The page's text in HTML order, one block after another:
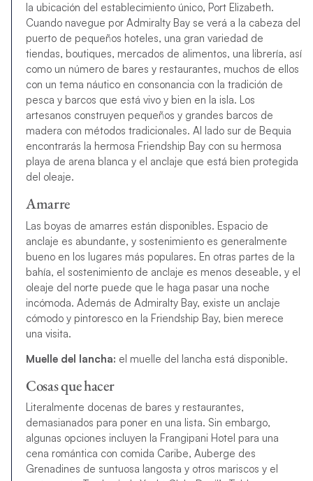
la ubicación del establecimiento único, Port Elizabeth.
Cuando navegue por Admiralty Bay se verá a la cabeza del
puerto de pequeños hoteles, una gran variedad de
tiendas, boutiques, mercados de alimentos, una librería, así
como un número de bares y restaurantes, muchos de ellos
con un tema náutico en consonancia con la tradición de
pesca y barcos que está vivo y bien en la isla. Los
artesanos construyen pequeños y grandes barcos de
madera con métodos tradicionales. Al lado sur de Bequia
encontrarás la hermosa Friendship Bay con su hermosa
playa de arena blanca y el anclaje que está bien protegida
del oleaje.
Amarre
Las boyas de amarres están disponibles. Espacio de
anclaje es abundante, y sostenimiento es generalmente
bueno en los lugares más populares. En otras partes de la
bahía, el sostenimiento de anclaje es menos deseable, y el
oleaje del norte puede que le haga pasar una noche
incómoda. Además de Admiralty Bay, existe un anclaje
cómodo y pintoresco en la Friendship Bay, bien merece
una visita.
Muelle del lancha: el muelle del lancha está disponible.
Cosas que hacer
Literalmente docenas de bares y restaurantes,
demasianados para poner en una lista. Sin embargo,
algunas opciones incluyen la Frangipani Hotel para una
cena romántica con comida Caribe, Auberge des
Grenadines de suntuosa langosta y otros mariscos y el